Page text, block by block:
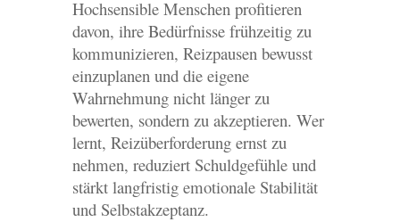
Hochsensible Menschen profitieren
davon, ihre Bedürfnisse frühzeitig zu
kommunizieren, Reizpausen bewusst
einzuplanen und die eigene
Wahrnehmung nicht länger zu
bewerten, sondern zu akzeptieren. Wer
lernt, Reizüberforderung ernst zu
nehmen, reduziert Schuldgefühle und
stärkt langfristig emotionale Stabilität
und Selbstakzeptanz.